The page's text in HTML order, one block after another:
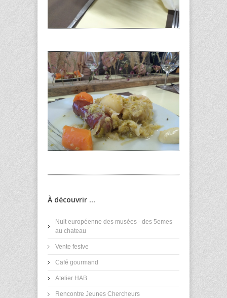
À découvrir ...
Nuit européenne des musées - des 5emes
au chateau
Vente festve
Café gourmand
Atelier HAB
Rencontre Jeunes Chercheurs